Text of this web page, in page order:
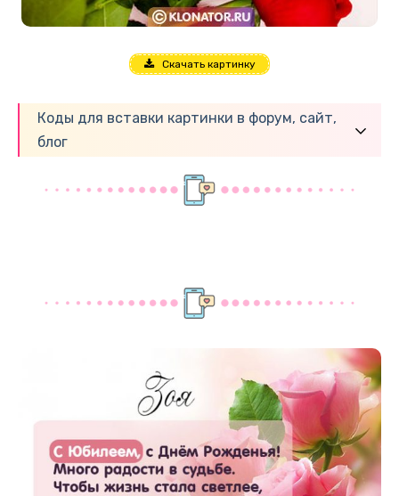
Скачать картинку
Коды для вставки картинки в форум, сайт,
блог